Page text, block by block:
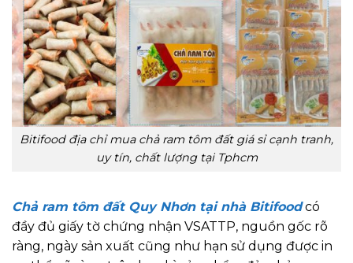
Bitifood địa chỉ mua chả ram tôm đất giá sỉ cạnh tranh,
uy tín, chất lượng tại Tphcm
Chả ram tôm đất Quy Nhơntại nhà Bitifood có
đầy đủ giấy tờ chứng nhận VSATTP, nguồn gốc rõ
ràng, ngày sản xuất cũng như hạn sử dụng được in